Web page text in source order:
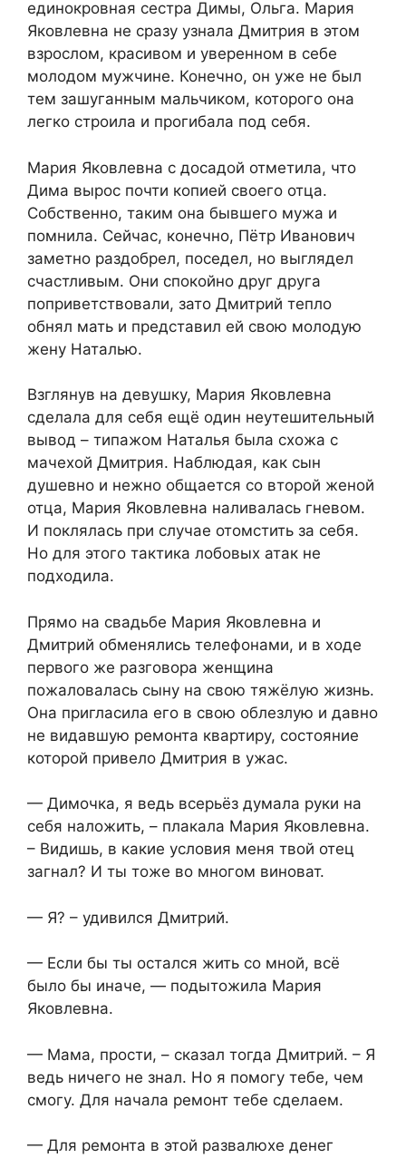
единокровная сестра Димы, Ольга. Мария
Яковлевна не сразу узнала Дмитрия в этом
взрослом, красивом и уверенном в себе
молодом мужчине. Конечно, он уже не был
тем зашуганным мальчиком, которого она
легко строила и прогибала под себя.
Мария Яковлевна с досадой отметила, что
Дима вырос почти копией своего отца.
Собственно, таким она бывшего мужа и
помнила. Сейчас, конечно, Пётр Иванович
заметно раздобрел, поседел, но выглядел
счастливым. Они спокойно друг друга
поприветствовали, зато Дмитрий тепло
обнял мать и представил ей свою молодую
жену Наталью.
Взглянув на девушку, Мария Яковлевна
сделала для себя ещё один неутешительный
вывод – типажом Наталья была схожа с
мачехой Дмитрия. Наблюдая, как сын
душевно и нежно общается со второй женой
отца, Мария Яковлевна наливалась гневом.
И поклялась при случае отомстить за себя.
Но для этого тактика лобовых атак не
подходила.
Прямо на свадьбе Мария Яковлевна и
Дмитрий обменялись телефонами, и в ходе
первого же разговора женщина
пожаловалась сыну на свою тяжёлую жизнь.
Она пригласила его в свою облезлую и давно
не видавшую ремонта квартиру, состояние
которой привело Дмитрия в ужас.
— Димочка, я ведь всерьёз думала руки на
себя наложить, – плакала Мария Яковлевна.
– Видишь, в какие условия меня твой отец
загнал? И ты тоже во многом виноват.
— Я? – удивился Дмитрий.
— Если бы ты остался жить со мной, всё
было бы иначе, — подытожила Мария
Яковлевна.
— Мама, прости, – сказал тогда Дмитрий. – Я
ведь ничего не знал. Но я помогу тебе, чем
смогу. Для начала ремонт тебе сделаем.
— Для ремонта в этой развалюхе денег